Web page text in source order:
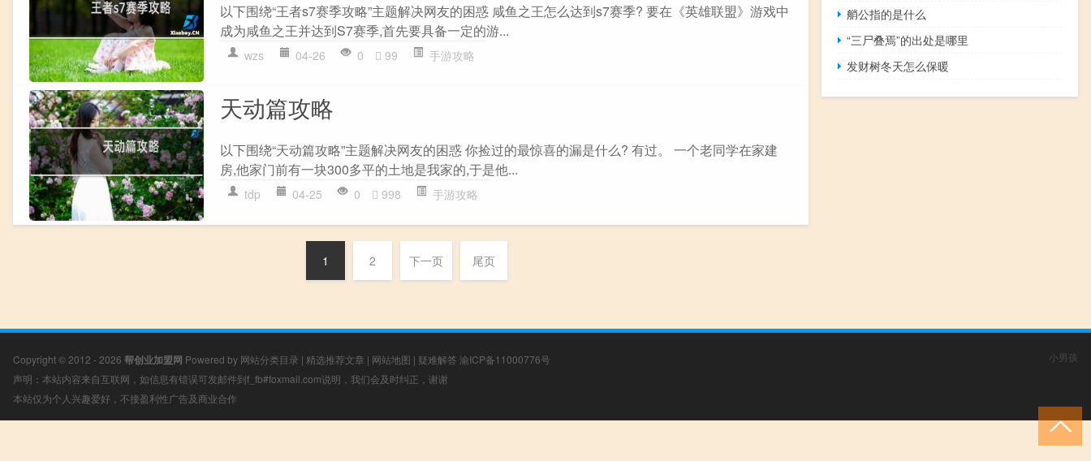
以下围绕“王者s7赛季攻略”主题解决网友的困惑 咸鱼之王怎么达到s7赛季? 要在《英雄联盟》游戏中
成为咸鱼之王并达到S7赛季,首先要具备一定的游...
wzs 04-26 0 99 手游攻略
天动篇攻略
以下围绕“天动篇攻略”主题解决网友的困惑 你捡过的最惊喜的漏是什么? 有过。 一个老同学在家建
房,他家门前有一块300多平的土地是我家的,于是他...
tdp 04-25 0 998 手游攻略
1 2 下一页 尾页
艄公指的是什么
“三尸叠焉”的出处是哪里
发财树冬天怎么保暖
Copyright © 2012 - 2026 帮创业加盟网 Powered by 网站分类目录 | 精选推荐文章 | 网站地图 | 疑难解答 渝ICP备11000776号
声明：本站内容来自互联网，如信息有错误可发邮件到f_fb#foxmail.com说明，我们会及时纠正，谢谢
本站仅为个人兴趣爱好，不接盈利性广告及商业合作
小男孩